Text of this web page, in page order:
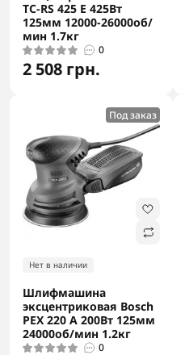
TC-RS 425 E 425Вт
125мм 12000-26000об/
мин 1.7кг
0
2 508 грн.
Под заказ
Нет в наличии
Шлифмашина
эксцентриковая Bosch
PEX 220 A 200Вт 125мм
24000об/мин 1.2кг
0